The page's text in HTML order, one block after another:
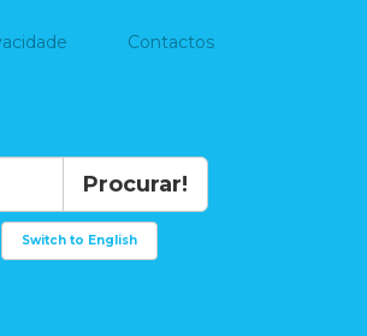
Contactos
Procurar!
Switch to English